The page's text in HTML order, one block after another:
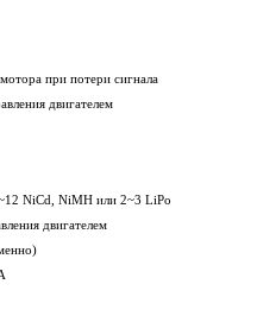
при потери сигнала
двигателем
NiCd, NiMH или 2~3 LiPo
двигателем